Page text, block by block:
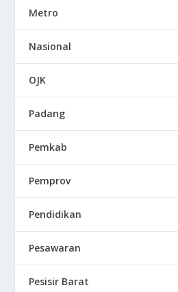
Metro
Nasional
OJK
Padang
Pemkab
Pemprov
Pendidikan
Pesawaran
Pesisir Barat